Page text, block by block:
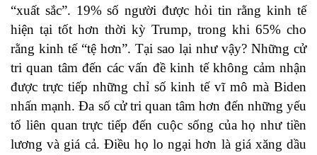
“xuất sắc”. 19% số người được hỏi tin rằng kinh tế
hiện tại tốt hơn thời kỳ Trump, trong khi 65% cho
rằng kinh tế “tệ hơn”. Tại sao lại như vậy? Những cử
tri quan tâm đến các vấn đề kinh tế không cảm nhận
được trực tiếp những chỉ số kinh tế vĩ mô mà Biden
nhấn mạnh. Đa số cử tri quan tâm hơn đến những yếu
tố liên quan trực tiếp đến cuộc sống của họ như tiền
lương và giá cả. Điều họ lo ngại hơn là giá xăng dầu